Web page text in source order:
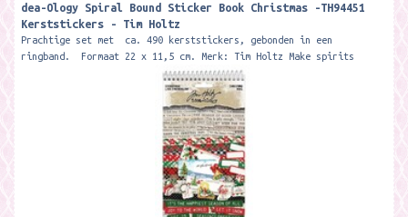
dea-Ology Spiral Bound Sticker Book Christmas -TH94451
Kerststickers - Tim Holtz
Prachtige set met ca. 490 kerststickers, gebonden in een
ringband. Formaat 22 x 11,5 cm. Merk: Tim Holtz Make spirits